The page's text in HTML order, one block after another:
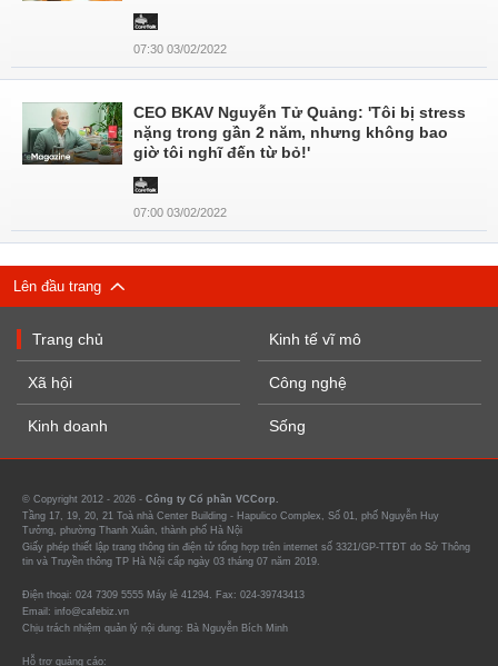
07:30 03/02/2022
CEO BKAV Nguyễn Tử Quảng: 'Tôi bị stress
nặng trong gần 2 năm, nhưng không bao
giờ tôi nghĩ đến từ bỏ!'
07:00 03/02/2022
Lên đầu trang
Trang chủ
Xã hội
Kinh doanh
Kinh tế vĩ mô
Công nghệ
Sống
© Copyright 2012 - 2026 - Công ty Cổ phần VCCorp.
Tầng 17, 19, 20, 21 Toà nhà Center Building - Hapulico Complex, Số 01, phố Nguyễn Huy
Tưởng, phường Thanh Xuân, thành phố Hà Nội
Giấy phép thiết lập trang thông tin điện tử tổng hợp trên internet số 3321/GP-TTĐT do Sở Thông
tin và Truyền thông TP Hà Nội cấp ngày 03 tháng 07 năm 2019.
Điện thoại: 024 7309 5555 Máy lẻ 41294. Fax: 024-39743413
Email: info@cafebiz.vn
Chịu trách nhiệm quản lý nội dung: Bà Nguyễn Bích Minh
Hỗ trợ quảng cáo: